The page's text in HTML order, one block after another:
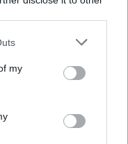
one or more Google
You may click to
third-party tags to
in below Google
my
élményei
legjobb rántott